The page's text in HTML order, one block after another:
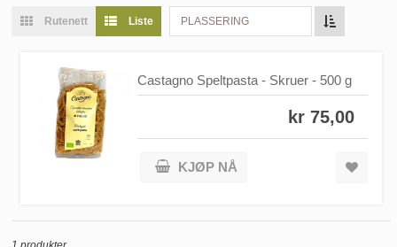
Rutenett Liste PLASSERING
Castagno Speltpasta - Skruer - 500 g
kr 75,00
KJØP NÅ